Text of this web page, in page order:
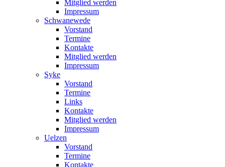
Mitglied werden
Impressum
Schwanewede
Vorstand
Termine
Kontakte
Mitglied werden
Impressum
Syke
Vorstand
Termine
Links
Kontakte
Mitglied werden
Impressum
Uelzen
Vorstand
Termine
Kontakte